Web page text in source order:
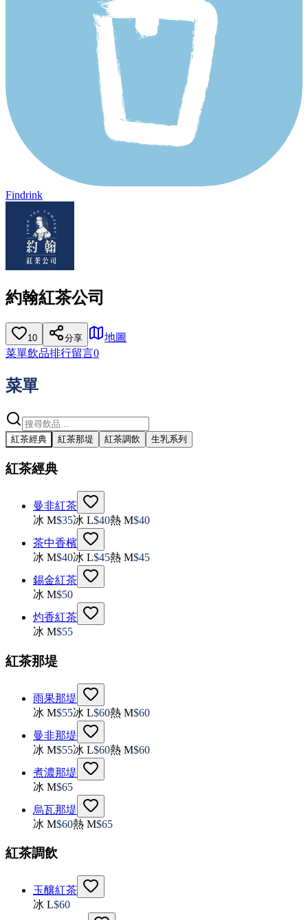
Findrink
約翰紅茶公司
10 分享
地圖
菜單飲品排行留言0
菜單
紅茶經典 紅茶那堤 紅茶調飲 生乳系列
紅茶經典
曼非紅茶
冰 M$35冰 L$40熱 M$40
茶中香檳
冰 M$40冰 L$45熱 M$45
錫金紅茶
冰 M$50
灼香紅茶
冰 M$55
紅茶那堤
雨果那堤
冰 M$55冰 L$60熱 M$60
曼非那堤
冰 M$55冰 L$60熱 M$60
煮濃那堤
冰 M$65
烏瓦那堤
冰 M$60熱 M$65
紅茶調飲
玉釀紅茶
冰 L$60